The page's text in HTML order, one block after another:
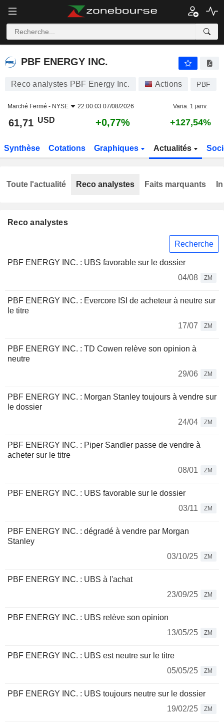
PBF ENERGY INC.
PBF ENERGY INC.
Reco analystes PBF Energy Inc. Actions PBF
Marché Fermé - NYSE 22:00:03 07/08/2026 Varia. 1 janv.
61,71 USD +0,77% +127,54%
Synthèse Cotations Graphiques Actualités
Reco analystes
Recherche
PBF ENERGY INC. : UBS favorable sur le dossier
04/08
ZM
PBF ENERGY INC. : Evercore ISI de acheteur à neutre sur
le titre
17/07
ZM
PBF ENERGY INC. : TD Cowen relève son opinion à
neutre
29/06
ZM
PBF ENERGY INC. : Morgan Stanley toujours à vendre sur
le dossier
24/04
ZM
PBF ENERGY INC. : Piper Sandler passe de vendre à
acheter sur le titre
08/01
ZM
PBF ENERGY INC. : UBS favorable sur le dossier
03/11
ZM
PBF ENERGY INC. : dégradé à vendre par Morgan
Stanley
03/10/25
ZM
PBF ENERGY INC. : UBS à l'achat
23/09/25
ZM
PBF ENERGY INC. : UBS relève son opinion
13/05/25
ZM
PBF ENERGY INC. : UBS est neutre sur le titre
05/05/25
ZM
PBF ENERGY INC. : UBS toujours neutre sur le dossier
19/02/25
ZM
Toute l'actualité Reco analystes Faits marquants